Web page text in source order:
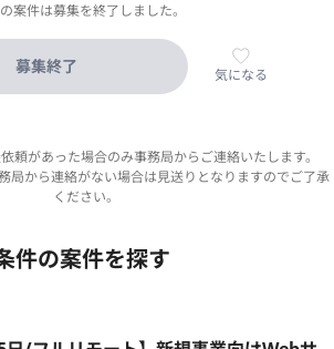
案件は募集を終了しました。
募集終了 気になる
頼があった場合のみ事務局からご連絡いたします。
局から連絡がない場合は見送りとなりますのでご了承
ください。
件の案件を探す